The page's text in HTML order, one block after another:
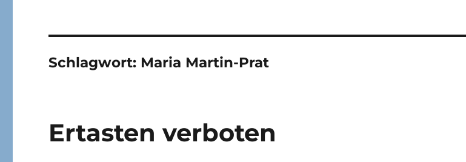
Schlagwort: Maria Martin-Prat
Ertasten verboten